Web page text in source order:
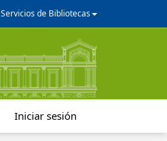
Servicios de Bibliotecas
Iniciar sesión